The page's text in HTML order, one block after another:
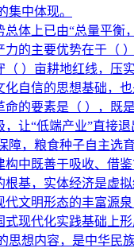
集中体现。
体上已由“总量平衡
的主要优势在于（ ）
）亩耕地红线，压
自信的思想基础，
命的要素是（ ），既
让“低端产业”直接退
障，粮食种子自主选
构中既善于吸收、借
基，实体经济是虚拟
代文明形态的丰富源
现代化实践基础上形
思想内容，是中华民